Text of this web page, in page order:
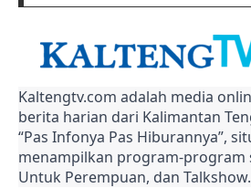
Kaltengtv.com adalah media
berita harian dari Kalimantan
“Pas Infonya Pas Hiburannya”,
menampilkan program-program
Untuk Perempuan, dan Talkshow.